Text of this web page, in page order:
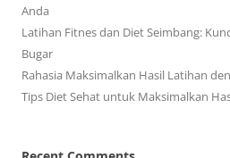
Anda
Latihan Fitnes dan Diet Seimbang:
Bugar
Rahasia Maksimalkan Hasil Latihan
Tips Diet Sehat untuk Maksimalkan